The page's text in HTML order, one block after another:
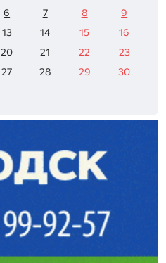
6 7 8
9
13 14 15
16
20 21 22
23
27 28 29
30